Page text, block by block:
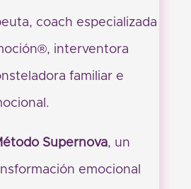
coach especializada
interventora
familiar e
Supernova, un
emocional